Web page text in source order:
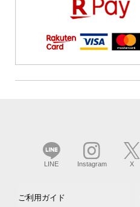
LINE Instagram X
ご利用ガイド